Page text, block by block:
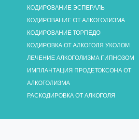
КОДИРОВАНИЕ ЭСПЕРАЛЬ
КОДИРОВАНИЕ ОТ АЛКОГОЛИЗМА
КОДИРОВАНИЕ ТОРПЕДО
КОДИРОВКА ОТ АЛКОГОЛЯ УКОЛОМ
ЛЕЧЕНИЕ АЛКОГОЛИЗМА ГИПНОЗОМ
ИМПЛАНТАЦИЯ ПРОДЕТОКСОНА ОТ
АЛКОГОЛИЗМА
РАСКОДИРОВКА ОТ АЛКОГОЛЯ